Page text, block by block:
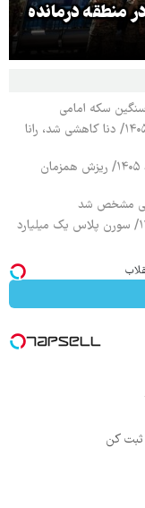
منطقه درمانده
قیمت محصولات ایران خودرو پنج‌شنبه ۸ مرداد ۱۴۰۵/ دنا کاهشی شد، رانا
قیمت محصولات ایران خودرو چهارشنبه ۱۴ مرداد ۱۴۰۵/ ریزش همزمان
مشخص شد
قیمت محصولات ایران خودرو شنبه ۱۰ مرداد ۱۴۰۵/ سورن پلاس یک میلیارد